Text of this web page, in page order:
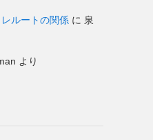
ルートの関係 に 泉
より